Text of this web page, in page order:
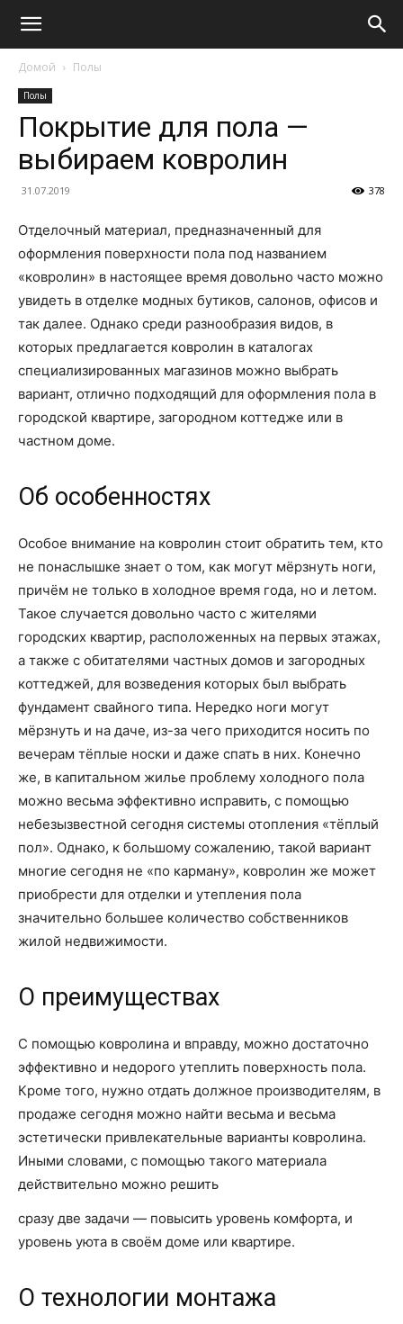
Домой Полы
Полы
Покрытие для пола —
выбираем ковролин
31.07.2019 378
Отделочный материал, предназначенный для
оформления поверхности пола под названием
«ковролин» в настоящее время довольно часто можно
увидеть в отделке модных бутиков, салонов, офисов и
так далее. Однако среди разнообразия видов, в
которых предлагается ковролин в каталогах
специализированных магазинов можно выбрать
вариант, отлично подходящий для оформления пола в
городской квартире, загородном коттедже или в
частном доме.
Об особенностях
Особое внимание на ковролин стоит обратить тем, кто
не понаслышке знает о том, как могут мёрзнуть ноги,
причём не только в холодное время года, но и летом.
Такое случается довольно часто с жителями
городских квартир, расположенных на первых этажах,
а также с обитателями частных домов и загородных
коттеджей, для возведения которых был выбрать
фундамент свайного типа. Нередко ноги могут
мёрзнуть и на даче, из-за чего приходится носить по
вечерам тёплые носки и даже спать в них. Конечно
же, в капитальном жилье проблему холодного пола
можно весьма эффективно исправить, с помощью
небезызвестной сегодня системы отопления «тёплый
пол». Однако, к большому сожалению, такой вариант
многие сегодня не «по карману», ковролин же может
приобрести для отделки и утепления пола
значительно большее количество собственников
жилой недвижимости.
О преимуществах
С помощью ковролина и вправду, можно достаточно
эффективно и недорого утеплить поверхность пола.
Кроме того, нужно отдать должное производителям, в
продаже сегодня можно найти весьма и весьма
эстетически привлекательные варианты ковролина.
Иными словами, с помощью такого материала
действительно можно решить
сразу две задачи — повысить уровень комфорта, и
уровень уюта в своём доме или квартире.
О технологии монтажа